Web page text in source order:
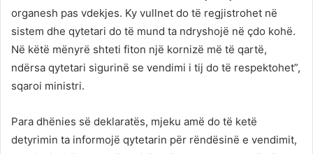
organesh pas vdekjes. Ky vullnet do të regjistrohet në
sistem dhe qytetari do të mund ta ndryshojë në çdo kohë.
Në këtë mënyrë shteti fiton një kornizë më të qartë,
ndërsa qytetari sigurinë se vendimi i tij do të respektohet”,
sqaroi ministri.
Para dhënies së deklaratës, mjeku amë do të ketë
detyrimin ta informojë qytetarin për rëndësinë e vendimit,